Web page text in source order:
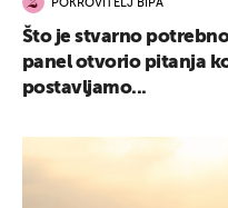
POKROVITELJ BIPA
Što je stvarno
panel otvorio pitanja
postavljamo...